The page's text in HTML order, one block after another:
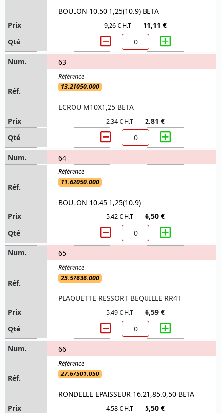
BOULON 10.50 1,25(10.9) BETA
9,26 € H.T 11,11 €
63
13.21050.000
ECROU M10X1,25 BETA
2,34 € H.T 2,81 €
64
11.62050.000
BOULON 10.45 1,25(10.9)
5,42 € H.T 6,50 €
65
25.57636.000
PLAQUETTE RESSORT BEQUILLE RR4T
5,49 € H.T 6,59 €
66
27.67501.050
RONDELLE EPAISSEUR 16.21,85.0,50 BETA
4,58 € H.T 5,50 €